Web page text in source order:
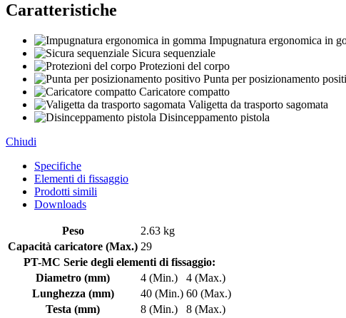
Caratteristiche
Impugnatura ergonomica in
Sicura sequenziale
Protezioni del corpo
Punta per posizionamento
Caricatore compatto
Valigetta da trasporto sagomata
Disinceppamento pistola
Chiudi
Specifiche
Elementi di fissaggio
Prodotti simili
Downloads
Peso
2.63 kg
Capacità caricatore (Max.) 29
PT-MC Serie degli elementi di fissaggio:
Diametro (mm)
4 (Min.)
4 (Max.)
Lunghezza (mm)
40 (Min.) 60 (Max.)
Testa (mm)
8 (Min.)
8 (Max.)